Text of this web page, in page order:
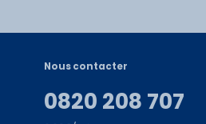
Nous contacter
0820 208 707